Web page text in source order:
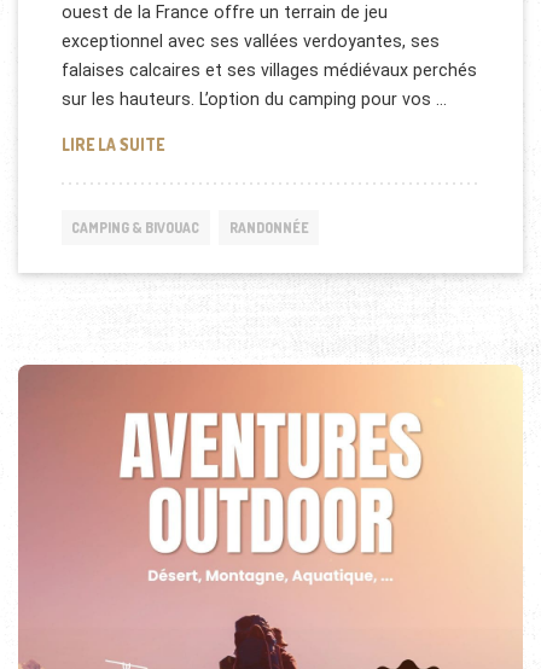
ouest de la France offre un terrain de jeu
exceptionnel avec ses vallées verdoyantes, ses
falaises calcaires et ses villages médiévaux perchés
sur les hauteurs. L’option du camping pour vos …
LIRE LA SUITEOÙ RANDONNER ET DORMIR EN CAMPING EN
CAMPING & BIVOUAC RANDONNÉE